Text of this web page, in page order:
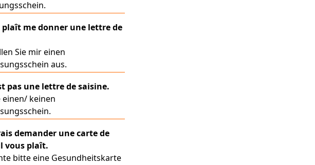
plaît me donner une lettre de
Sie mir einen
aus.
pas une lettre de saisine.
einen/ keinen
demander une carte de
vous plaît.
bitte eine Gesundheitskarte